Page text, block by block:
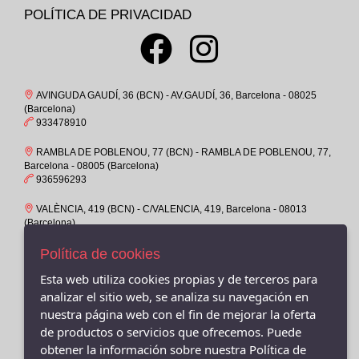
37
38M
39
39-
39M
4-6
40
40M
41
41-
41M
42
ST.GALLEN
COIMBRA
CHAMPION
PUMA
BAERCHI, S.A.
POPA
KEYS
WIKERS SHOE
VICTORIA
Brasileras
PLUMAFLEX
POLÍTICA DE PRIVACIDAD
AVINGUDA GAUDÍ, 36 (BCN) - AV.GAUDÍ, 36, Barcelona - 08025
(Barcelona)
933478910
RAMBLA DE POBLENOU, 77 (BCN) - RAMBLA DE POBLENOU, 77,
Barcelona - 08005 (Barcelona)
936596293
VALÈNCIA, 419 (BCN) - C/VALENCIA, 419, Barcelona - 08013
(Barcelona)
- 08013 (Barcelona)
931160095
VALÈNCIA, 391 (BCN) - C/VALENCIA, 391, Barcelona - 08013
(Barcelona)
934577918
Política de cookies
Esta web utiliza cookies propias y de terceros para
analizar el sitio web, se analiza su navegación en
nuestra página web con el fin de mejorar la oferta
de productos o servicios que ofrecemos. Puede
obtener la información sobre nuestra Política de